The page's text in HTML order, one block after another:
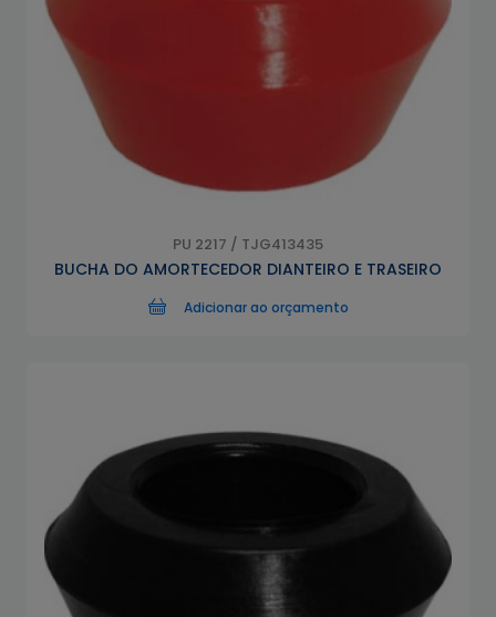
PU 2217 / TJG413435
BUCHA DO AMORTECEDOR DIANTEIRO E TRASEIRO
Adicionar ao orçamento